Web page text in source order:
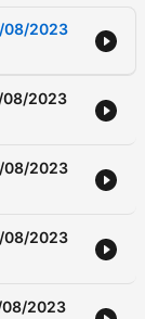
08/2023
08/2023
08/2023
08/2023
08/2023